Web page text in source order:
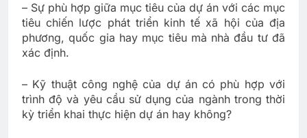
– Sự phù hợp giữa mục tiêu của dự án với các mục
tiêu chiến lược phát triển kinh tế xã hội của địa
phương, quốc gia hay mục tiêu mà nhà đầu tư đã
xác định.
– Kỹ thuật công nghệ của dự án có phù hợp với
trình độ và yêu cầu sử dụng của ngành trong thời
kỳ triển khai thực hiện dự án hay không?